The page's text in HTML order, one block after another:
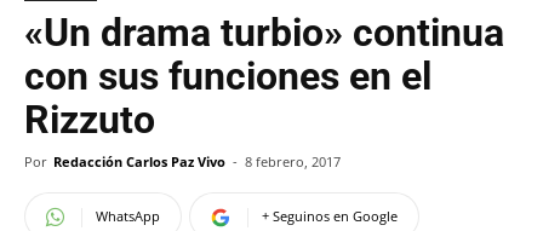
«Un drama turbio» continua
con sus funciones en el
Rizzuto
Por Redacción Carlos Paz Vivo - 8 febrero, 2017
WhatsApp + Seguinos en Google